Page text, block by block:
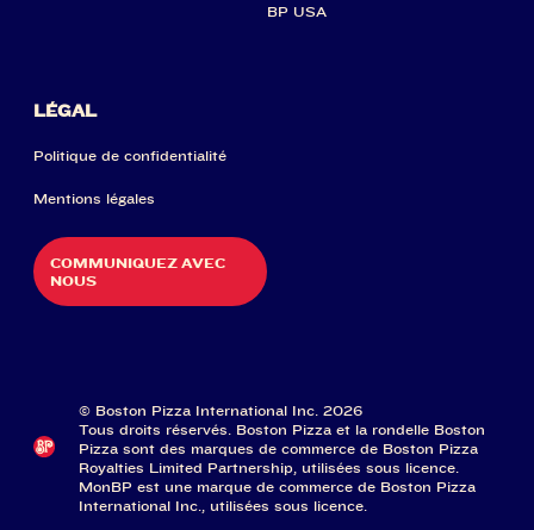
BP USA
LÉGAL
Politique de confidentialité
Mentions légales
COMMUNIQUEZ AVEC
NOUS
© Boston Pizza International Inc. 2026
Tous droits réservés. Boston Pizza et la rondelle Boston
Pizza sont des marques de commerce de Boston Pizza
Royalties Limited Partnership, utilisées sous licence.
MonBP est une marque de commerce de Boston Pizza
International Inc., utilisées sous licence.